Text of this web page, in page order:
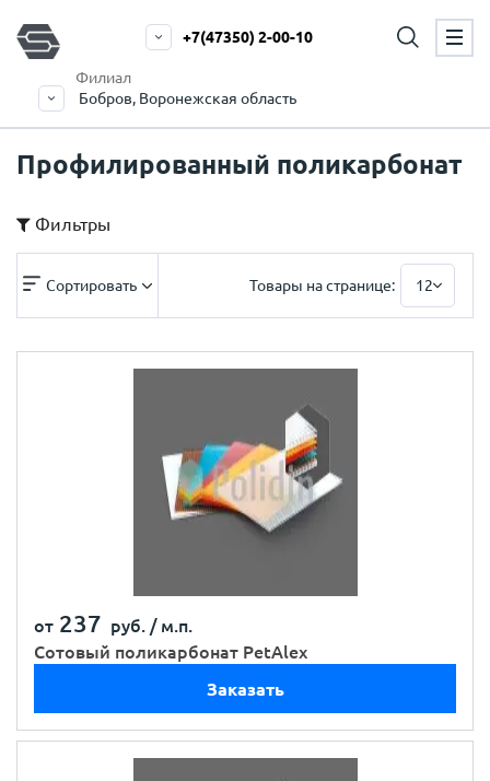
Филиал
Бобров, Воронежская область
+7(47350) 2-00-10
Профилированный поликарбонат
Фильтры
Сортировать Товары на странице: 12
от 237 руб. / м.п.
Сотовый поликарбонат PetAlex
Заказать